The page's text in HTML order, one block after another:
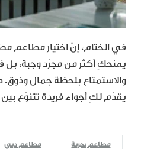
في الختام، إنّ اختيار مطاعم
يمنحكِ أكثر من مجرّد وجبة، بل
والاستمتاع بلحظة جمال
يقدّم لكِ أجواء فريدة تتنوّع بين
مطاعم بحرية مطاعم دبي